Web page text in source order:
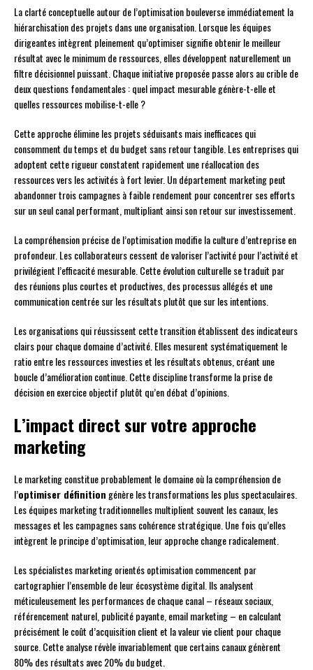
La clarté conceptuelle autour de l’optimisation bouleverse immédiatement la
hiérarchisation des projets dans une organisation. Lorsque les équipes
dirigeantes intègrent pleinement qu’optimiser signifie obtenir le meilleur
résultat avec le minimum de ressources, elles développent naturellement un
filtre décisionnel puissant. Chaque initiative proposée passe alors au crible de
deux questions fondamentales : quel impact mesurable génère-t-elle et
quelles ressources mobilise-t-elle ?
Cette approche élimine les projets séduisants mais inefficaces qui
consomment du temps et du budget sans retour tangible. Les entreprises qui
adoptent cette rigueur constatent rapidement une réallocation des
ressources vers les activités à fort levier. Un département marketing peut
abandonner trois campagnes à faible rendement pour concentrer ses efforts
sur un seul canal performant, multipliant ainsi son retour sur investissement.
La compréhension précise de l’optimisation modifie la culture d’entreprise en
profondeur. Les collaborateurs cessent de valoriser l’activité pour l’activité et
privilégient l’efficacité mesurable. Cette évolution culturelle se traduit par
des réunions plus courtes et productives, des processus allégés et une
communication centrée sur les résultats plutôt que sur les intentions.
Les organisations qui réussissent cette transition établissent des indicateurs
clairs pour chaque domaine d’activité. Elles mesurent systématiquement le
ratio entre les ressources investies et les résultats obtenus, créant une
boucle d’amélioration continue. Cette discipline transforme la prise de
décision en exercice objectif plutôt qu’en débat d’opinions.
L’impact direct sur votre approche
marketing
Le marketing constitue probablement le domaine où la compréhension de
l’optimiser définition génère les transformations les plus spectaculaires.
Les équipes marketing traditionnelles multiplient souvent les canaux, les
messages et les campagnes sans cohérence stratégique. Une fois qu’elles
intègrent le principe d’optimisation, leur approche change radicalement.
Les spécialistes marketing orientés optimisation commencent par
cartographier l’ensemble de leur écosystème digital. Ils analysent
méticuleusement les performances de chaque canal – réseaux sociaux,
référencement naturel, publicité payante, email marketing – en calculant
précisément le coût d’acquisition client et la valeur vie client pour chaque
source. Cette analyse révèle invariablement que certains canaux génèrent
80% des résultats avec 20% du budget.